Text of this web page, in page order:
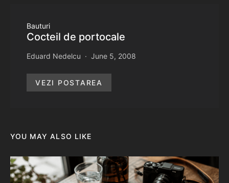
Bauturi
Cocteil de portocale
Eduard Nedelcu June 5, 2008
VEZI POSTAREA
YOU MAY ALSO LIKE